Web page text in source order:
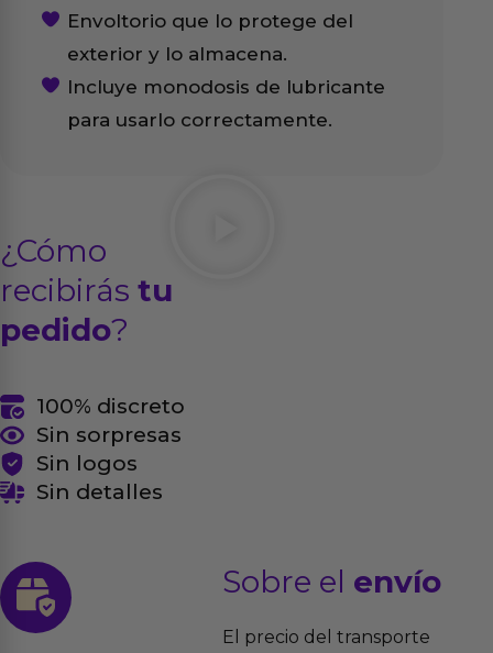
Envoltorio que lo protege del
exterior y lo almacena.
Incluye monodosis de lubricante
para usarlo correctamente.
¿Cómo
recibirás tu
pedido?
100% discreto
Sin sorpresas
Sin logos
Sin detalles
Sobre el envío
El precio del transporte